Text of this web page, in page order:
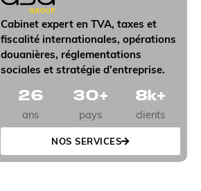
Cabinet expert en TVA, taxes et
fiscalité internationales, opérations
douanières, réglementations
sociales et stratégie d’entreprise.
ans
26
pays
30+
clients
8k+
NOS SERVICES